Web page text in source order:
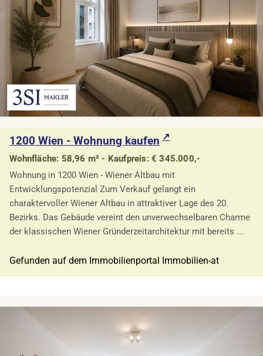
1200 Wien - Wohnung kaufen
Wohnfläche: 58,96 m² - Kaufpreis: € 345.000,-
Wohnung in 1200 Wien - Wiener Altbau mit
Entwicklungspotenzial Zum Verkauf gelangt ein
charaktervoller Wiener Altbau in attraktiver Lage des 20.
Bezirks. Das Gebäude vereint den unverwechselbaren Charme
der klassischen Wiener Gründerzeitarchitektur mit bereits ...
Gefunden auf dem Immobilienportal Immobilien-at